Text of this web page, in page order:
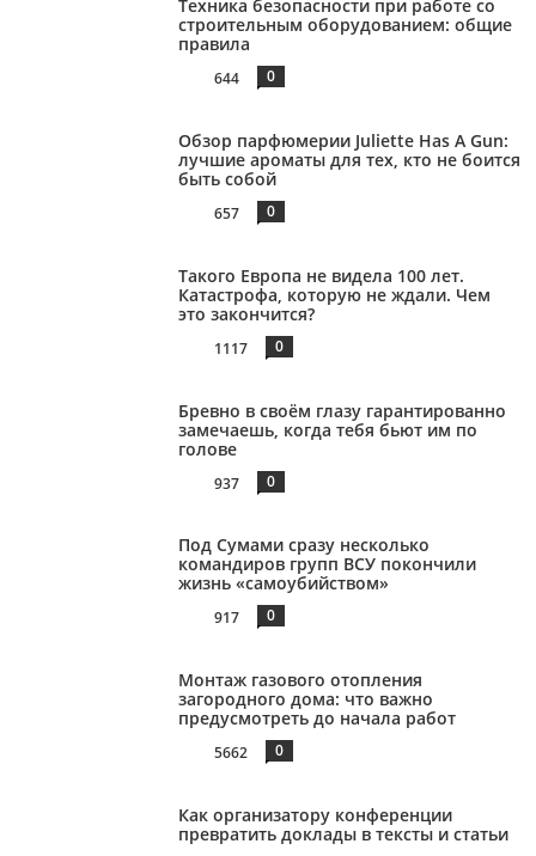
Техника безопасности при работе со
строительным оборудованием: общие
правила
644 0
Обзор парфюмерии Juliette Has A Gun:
лучшие ароматы для тех, кто не боится
быть собой
657 0
Такого Европа не видела 100 лет.
Катастрофа, которую не ждали. Чем
это закончится?
1117 0
Бревно в своём глазу гарантированно
замечаешь, когда тебя бьют им по
голове
937 0
Под Сумами сразу несколько
командиров групп ВСУ покончили
жизнь «самоубийством»
917 0
Монтаж газового отопления
загородного дома: что важно
предусмотреть до начала работ
5662 0
Как организатору конференции
превратить доклады в тексты и статьи